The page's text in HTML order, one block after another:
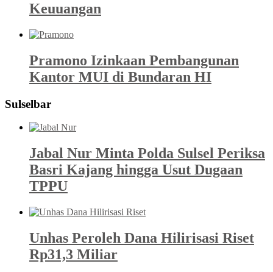
Keuuangan
Pramono Izinkaan Pembangunan
Kantor MUI di Bundaran HI
Sulselbar
Jabal Nur Minta Polda Sulsel Periksa
Basri Kajang hingga Usut Dugaan
TPPU
Unhas Peroleh Dana Hilirisasi Riset
Rp31,3 Miliar